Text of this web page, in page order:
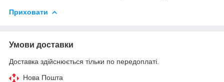
Приховати
Умови доставки
Доставка здійснюється тільки по передоплаті.
Нова Пошта